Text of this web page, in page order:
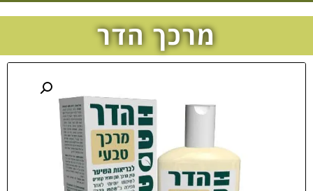
מרכך הדר